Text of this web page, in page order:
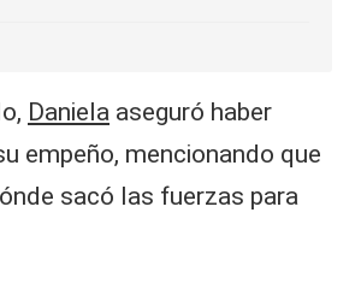
Daniela aseguró haber
empeño, mencionando que
sacó las fuerzas para